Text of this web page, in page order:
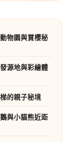
物園與賞櫻秘
源地與彩繪體
的親子秘境
與小貓熊近距